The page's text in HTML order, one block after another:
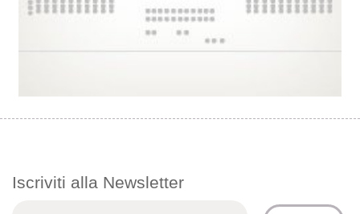
Iscriviti alla Newsletter